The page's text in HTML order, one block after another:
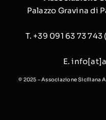
Palazzo Gravina di
T. +39 091 63 73 743
E. i
© 2025 – Associazione Siciliana